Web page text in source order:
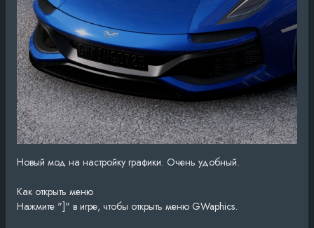
Новый мод на настройку графики. Очень удобный.
Как открыть меню
Нажмите "]" в игре, чтобы открыть меню GWaphics.